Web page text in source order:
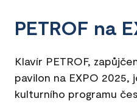
PETROF na
Klavír PETROF,
pavilon na EXPO 2025,
kulturního programu